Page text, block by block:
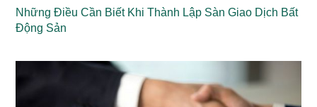
Những Điều Cần Biết Khi Thành Lập Sàn Giao Dịch Bất
Động Sản